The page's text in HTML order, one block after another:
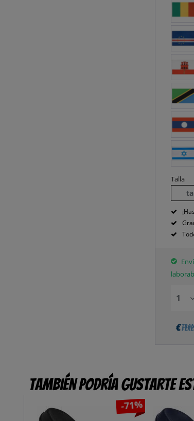
Talla
También podría gustarte
-71%